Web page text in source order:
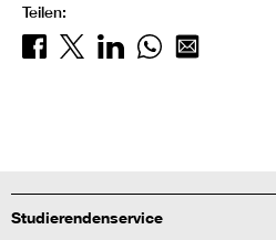
Teilen:
Studierendenservice